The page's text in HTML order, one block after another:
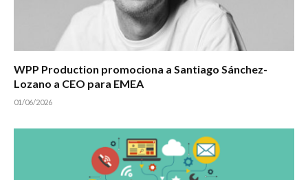
WPP Production promociona a Santiago Sánchez-
Lozano a CEO para EMEA
01/06/2026